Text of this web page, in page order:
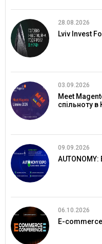
28.08.2026
Lviv Invest
03.09.2026
Meet
спільноту в
09.09.2026
AUTONOMY:
06.10.2026
E-